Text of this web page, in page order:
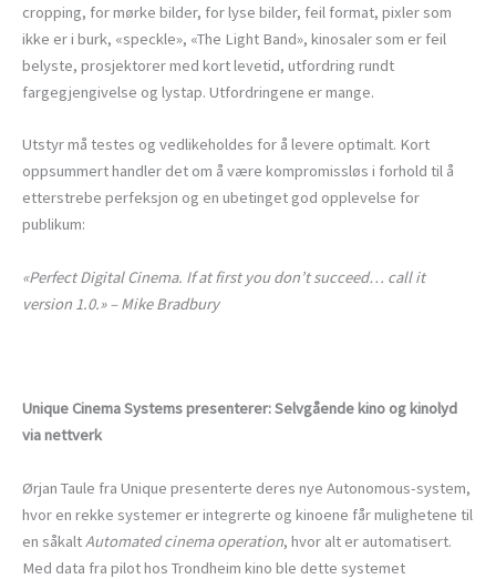
cropping, for mørke bilder, for lyse bilder, feil format, pixler som
ikke er i burk, «speckle», «The Light Band», kinosaler som er feil
belyste, prosjektorer med kort levetid, utfordring rundt
fargegjengivelse og lystap. Utfordringene er mange.
Utstyr må testes og vedlikeholdes for å levere optimalt. Kort
oppsummert handler det om å være kompromissløs i forhold til å
etterstrebe perfeksjon og en ubetinget god opplevelse for
publikum:
«Perfect Digital Cinema. If at first you don’t succeed… call it
version 1.0.» – Mike Bradbury
Unique Cinema Systems presenterer: Selvgående kino og kinolyd
via nettverk
Ørjan Taule fra Unique presenterte deres nye Autonomous-system,
hvor en rekke systemer er integrerte og kinoene får mulighetene til
en såkaltAutomated cinema operation, hvor alt er automatisert.
Med data fra pilot hos Trondheim kino ble dette systemet